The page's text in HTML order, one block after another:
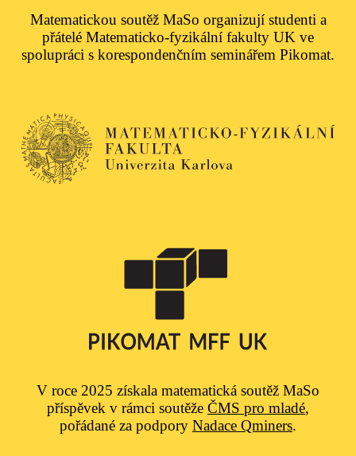
Matematickou soutěž MaSo organizují studenti a
přátelé Matematicko-fyzikální fakulty UK ve
spolupráci s korespondenčním seminářem Pikomat.
V roce 2025 získala matematická soutěž MaSo
příspěvek v rámci soutěže ČMS pro mladé,
pořádané za podpory Nadace Qminers.